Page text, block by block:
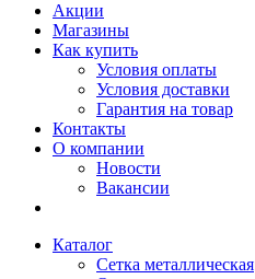
Акции
Магазины
Как купить
Условия оплаты
Условия доставки
Гарантия на товар
Контакты
О компании
Новости
Вакансии
Каталог
Сетка металлическая